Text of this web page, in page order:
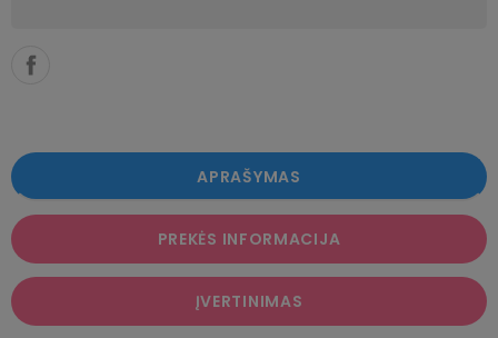
APRAŠYMAS
PREKĖS INFORMACIJA
ĮVERTINIMAS